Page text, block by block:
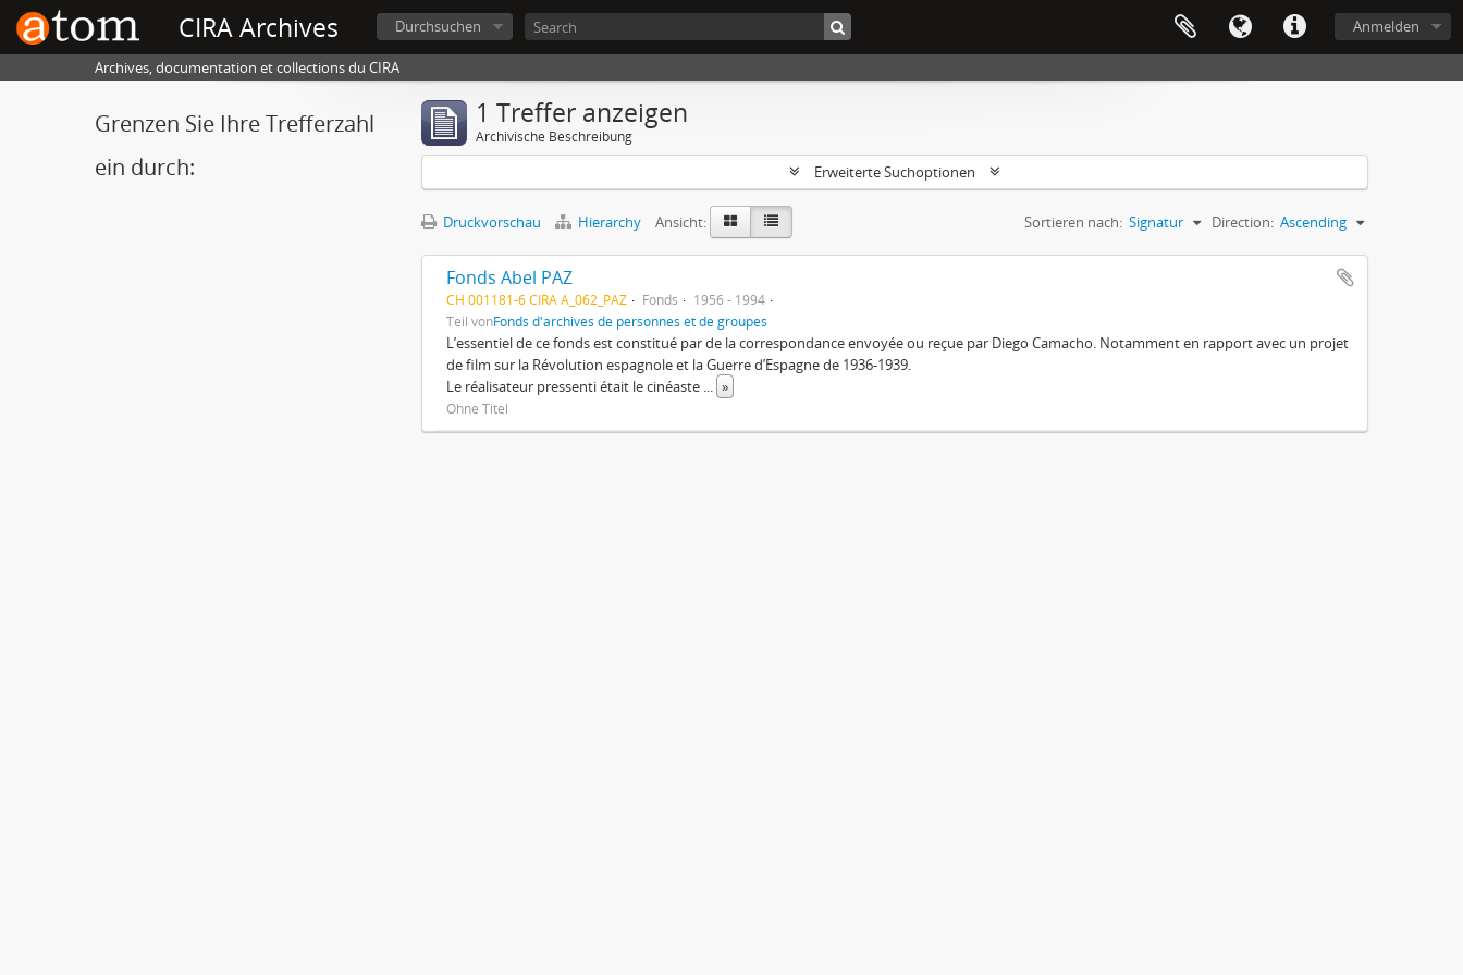
CIRA Archives Anmelden
Durchsuchen
Archives, documentation et collections du CIRA
Grenzen Sie Ihre Trefferzahl
ein durch:
1 Treffer anzeigen
Archivische Beschreibung
Erweiterte Suchoptionen
Druckvorschau Hierarchy Ansicht: Sortieren nach: Signatur Direction: Ascending
Fonds Abel PAZ
CH 001181-6 CIRA A_062_PAZ Fonds
1956 - 1994
Teil vonFonds d'archives de personnes et de groupes
L’essentiel de ce fonds est constitué par de la correspondance envoyée ou reçue par Diego Camacho. Notamment en rapport avec un projet
de film sur la Révolution espagnole et la Guerre d’Espagne de 1936-1939.
Le réalisateur pressenti était le cinéaste ... »
Ohne Titel